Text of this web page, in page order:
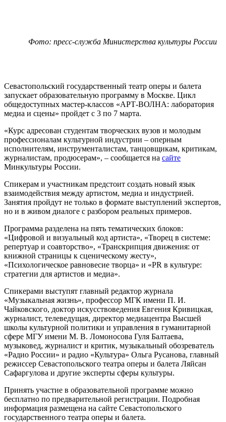
Фото: пресс-служба Министерства культуры России
Севастопольский государственный театр оперы и балета
запускает образовательную программу в Москве. Цикл
общедоступных мастер-классов «АРТ-ВОЛНА: лаборатория
медиа и сцены» пройдет с 3 по 7 марта.
«Курс адресован студентам творческих вузов и молодым
профессионалам культурной индустрии – оперным
исполнителям, инструменталистам, танцовщикам, критикам,
журналистам, продюсерам», – сообщается на сайте
Минкультуры России.
Спикерам и участникам предстоит создать новый язык
взаимодействия между артистом, медиа и индустрией.
Занятия пройдут не только в формате выступлений экспертов,
но и в живом диалоге с разбором реальных примеров.
Программа разделена на пять тематических блоков:
«Цифровой и визуальный код артиста», «Творец в системе:
репертуар и соавторство», «Транскрипция движения: от
книжной страницы к сценическому жесту»,
«Психологическое равновесие творца» и «PR в культуре:
стратегии для артистов и медиа».
Спикерами выступят главный редактор журнала
«Музыкальная жизнь», профессор МГК имени П. И.
Чайковского, доктор искусствоведения Евгения Кривицкая,
журналист, телеведущая, директор медиацентра Высшей
школы культурной политики и управления в гуманитарной
сфере МГУ имени М. В. Ломоносова Гуля Балтаева,
музыковед, журналист и критик, музыкальный обозреватель
«Радио России» и радио «Культура» Ольга Русанова, главный
режиссер Севастопольского театра оперы и балета Ляйсан
Сафаргулова и другие эксперты сферы культуры.
Принять участие в образовательной программе можно
бесплатно по предварительной регистрации. Подробная
информация размещена на сайте Севастопольского
государственного театра оперы и балета.